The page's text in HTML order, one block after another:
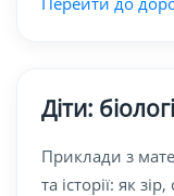
Діти:
Приклади з
та історії: як